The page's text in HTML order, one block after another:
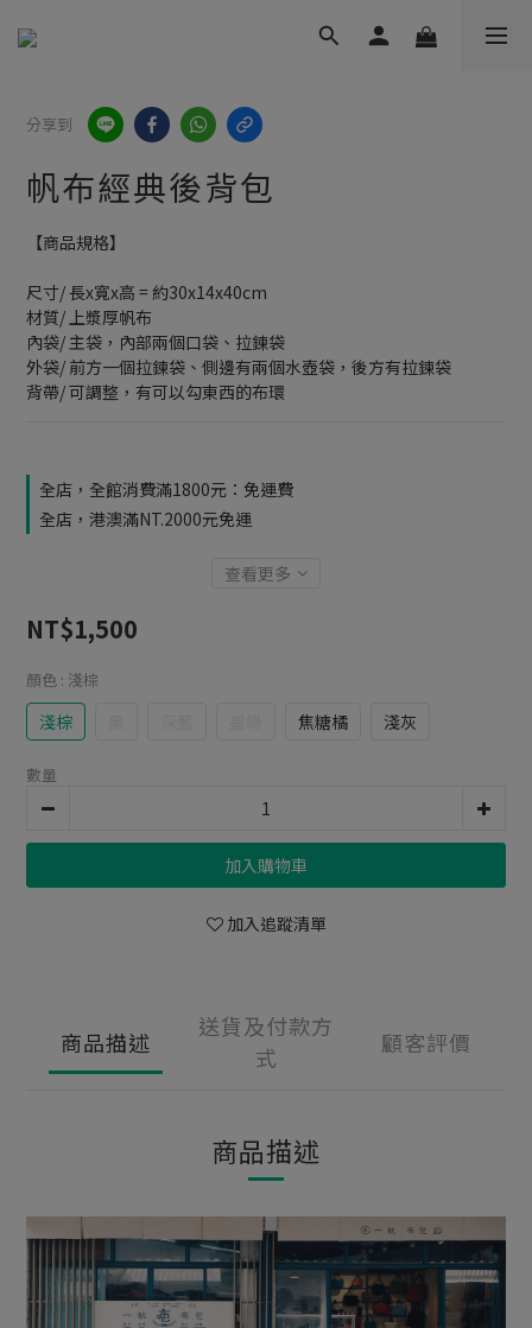
分享到
帆布經典後背包
【商品規格】
尺寸/ 長x寬x高 = 約30x14x40cm
材質/ 上漿厚帆布
內袋/ 主袋，內部兩個口袋、拉鍊袋
外袋/ 前方一個拉鍊袋、側邊有兩個水壺袋，後方有拉鍊袋
背帶/ 可調整，有可以勾東西的布環
全店，全館消費滿1800元：免運費
全店，港澳滿NT.2000元免運
查看更多
NT$1,500
顏色 : 淺棕
淺棕 焦糖橘 淺灰
數量
加入購物車
加入追蹤清單
商品描述
送貨及付款方
式
顧客評價
商品描述